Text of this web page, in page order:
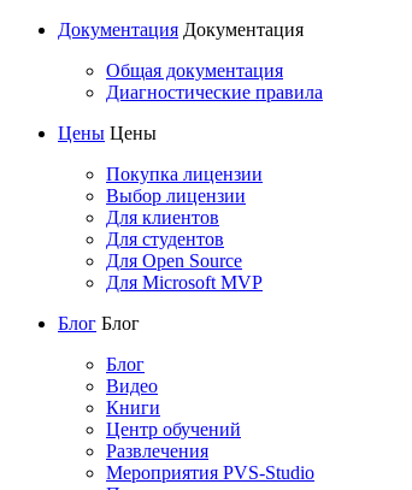
Документация Документация
Общая документация
Диагностические правила
Цены Цены
Покупка лицензии
Выбор лицензии
Для клиентов
Для студентов
Для Open Source
Для Microsoft MVP
Блог Блог
Блог
Видео
Книги
Центр обучений
Развлечения
Мероприятия PVS-Studio